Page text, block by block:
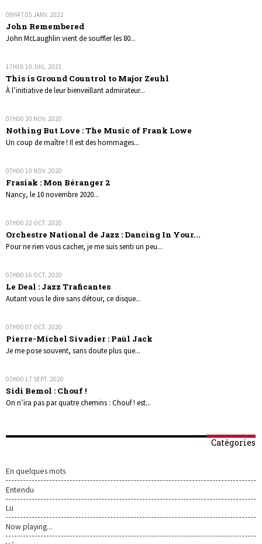
09H47 05 JANV. 2022
John Remembered
John McLaughlin vient de souffler les 80...
17H16 10 JUIL. 2021
This is Ground Countrol to Major Zeuhl
À l’initiative de leur bienveillant admirateur...
07H00 20 NOV. 2020
Nothing But Love : The Music of Frank Lowe
Un coup de maître ! Il est des hommages...
07H00 10 NOV. 2020
Frasiak : Mon Béranger 2
Nancy, le 10 novembre 2020...
07H00 22 OCT. 2020
Orchestre National de Jazz : Dancing In Your...
Pour ne rien vous cacher, je me suis senti un peu...
07H00 16 OCT. 2020
Le Deal : Jazz Traficantes
Autant vous le dire sans détour, ce disque...
07H00 07 OCT. 2020
Pierre-Michel Sivadier : Paùl Jack
Je me pose souvent, sans doute plus que...
07H00 17 SEPT. 2020
Sidi Bemol : Chouf !
On n’ira pas par quatre chemins : Chouf ! est...
Catégories
En quelques mots
Entendu
Lu
Now playing...